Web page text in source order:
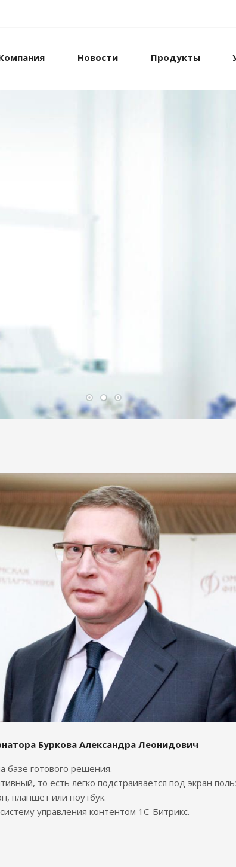
Новости Продукты
с
Буркова Александра Леонидович
базе готового решения.
то есть легко подстраивается под экран
планшет или ноутбук.
управления контентом 1С-Битрикс.